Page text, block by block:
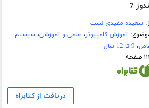
7
سعیده مفیدی نسب
آموزش کامپیوتر، علمی و آموزشی،سیستم
، 9 تا 12 سال
دریافت از کتابراه